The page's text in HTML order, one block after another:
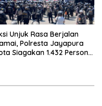
Unjuk Rasa Berjalan
Polresta Jayapura
Siagakan 1.432 Personel